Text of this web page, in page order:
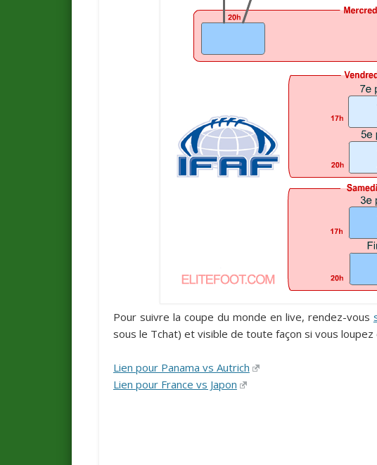
Pour suivre la coupe du monde en live, rendez-vous
sous le Tchat) et visible de toute façon si vous loupez
Lien pour Panama vs Autrich
Lien pour France vs Japon